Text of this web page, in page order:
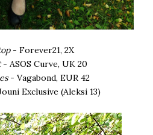
- Forever21, 2X
- ASOS Curve, UK 20
- Vagabond, EUR 42
Exclusive (Aleksi 13)